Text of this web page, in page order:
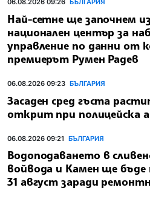
06.08.2026 09:26 БЪЛГАРИЯ
Най-сетне ще започнем
национален център за
управление по данни от
премиерът Румен Радев
06.08.2026 09:23 БЪЛГАРИЯ
Засаден сред гъста
открит при полицейска
06.08.2026 09:21 БЪЛГАРИЯ
Водоподаването в
войвода и Камен ще бъде
31 август заради